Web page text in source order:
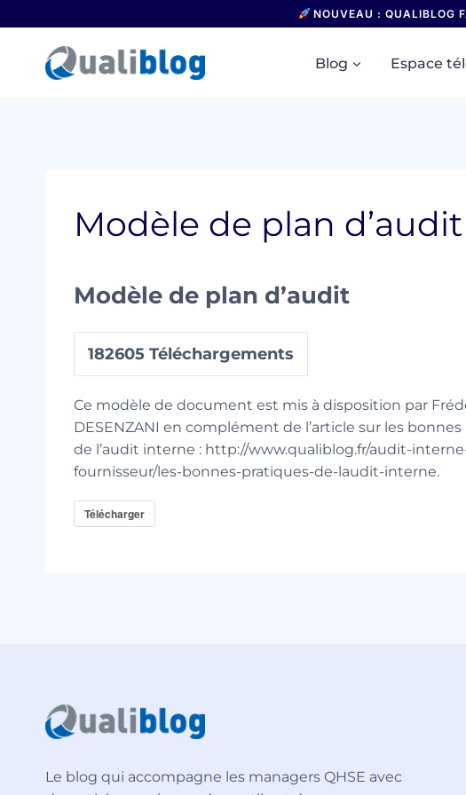
au
contenu
NOUVEAU : QUALIBLOG
Blog Espace
Modèle de plan d’audit
Modèle de plan d’audit
182605 Téléchargements
Ce modèle de document est mis à disposition par
DESENZANI en complément de l’article sur les
de l’audit interne : http://www.qualiblog.fr/audit-
fournisseur/les-bonnes-pratiques-de-laudit-interne.
Télécharger
Le blog qui accompagne les managers QHSE avec